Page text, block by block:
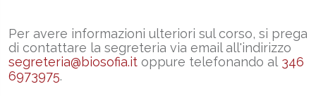
Per avere informazioni ulteriori sul corso, si prega
di contattare la segreteria via email all'indirizzo
segreteria@biosofia.it oppure telefonando al 346
6973975.